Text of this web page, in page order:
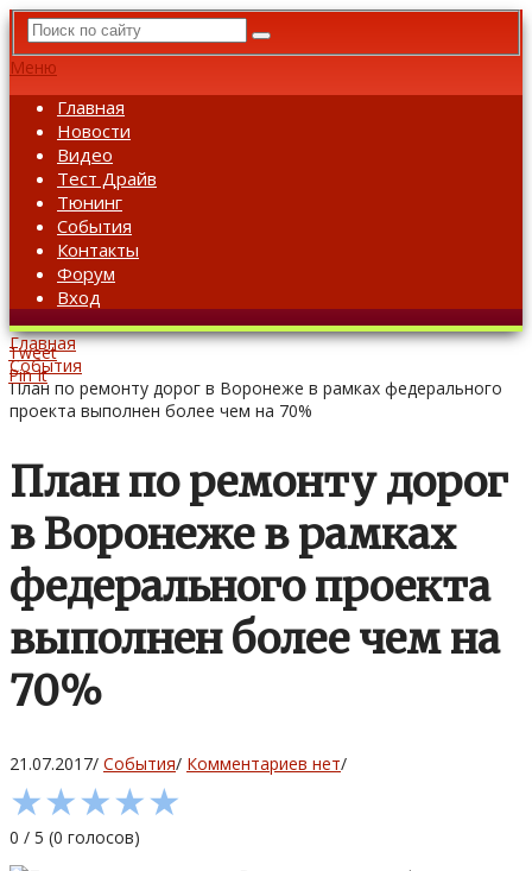
Меню
Главная
Новости
Видео
Тест Драйв
Тюнинг
События
Контакты
Форум
Вход
Главная
События
План по ремонту дорог в Воронеже в рамках федерального
проекта выполнен более чем на 70%
План по ремонту дорог
в Воронеже в рамках
федерального проекта
выполнен более чем на
70%
21.07.2017/ События/ Комментариев нет/
★★★★★
0 / 5 (0 голосов)
Tweet
Pin It